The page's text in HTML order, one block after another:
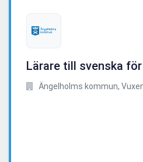
Lärare till svenska
Ängelholms kommun,